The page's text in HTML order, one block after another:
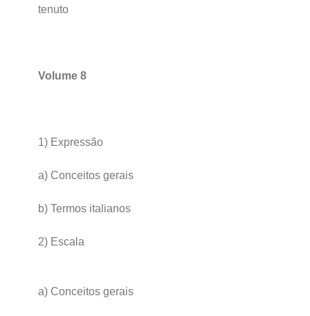
tenuto
Volume 8
1) Expressão
a) Conceitos gerais
b) Termos italianos
2) Escala
a) Conceitos gerais